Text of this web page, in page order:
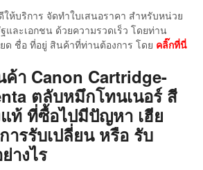
ให้บริการ จัดทำใบเสนอราคา สำหรับหน่วย
และเอกชน ด้วยความรวดเร็ว โดยท่าน
ด ชื่อ ที่อยู่ สินค้าที่ท่านต้องการ โดย คลิ๊กที่นี่
า Canon Cartridge-
ตลับหมึกโทนเนอร์ สี
ท้ ที่ซื้อไปมีปัญหา เฮีย
ารรับเปลี่ยน หรือ รับ
างไร